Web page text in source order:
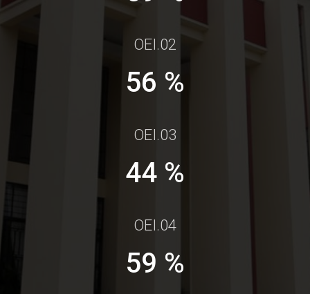
OEI.02
96 %
OEI.03
75 %
OEI.04
100 %